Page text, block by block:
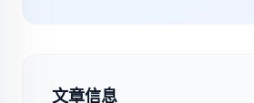
文章信息